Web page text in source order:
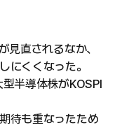
見直されるなか、
にくくなった。
半導体株がKOSPI
待も重なったため